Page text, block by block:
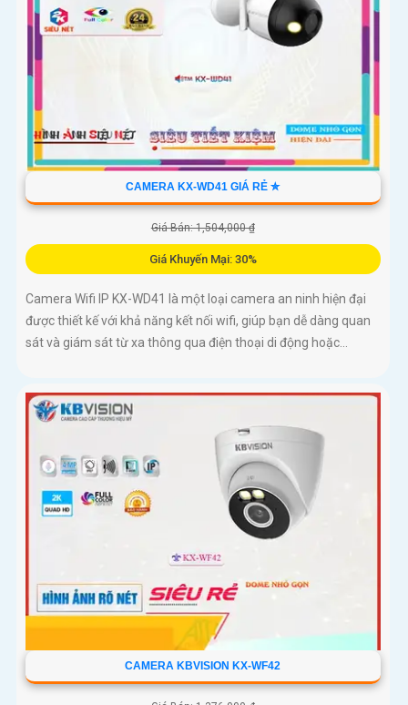
CAMERA KX-WD41 GIÁ RẺ ✮
Giá Bán: 1,504,000 ₫
Giá Khuyến Mại: 30%
Camera Wifi IP KX-WD41 là một loại camera an ninh hiện đại
được thiết kế với khả năng kết nối wifi, giúp bạn dễ dàng quan
sát và giám sát từ xa thông qua điện thoại di động hoặc...
CAMERA KBVISION KX-WF42